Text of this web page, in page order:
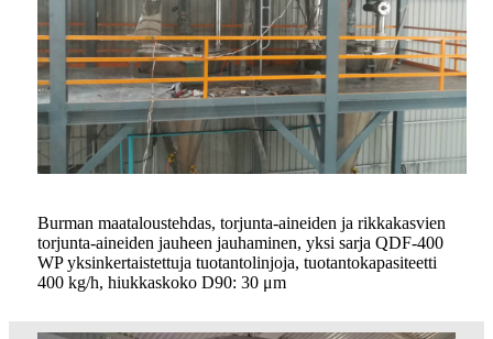
Burman maataloustehdas, torjunta-aineiden ja rikkakasvien
torjunta-aineiden jauheen jauhaminen, yksi sarja QDF-400
WP yksinkertaistettuja tuotantolinjoja, tuotantokapasiteetti
400 kg/h, hiukkaskoko D90: 30 μm